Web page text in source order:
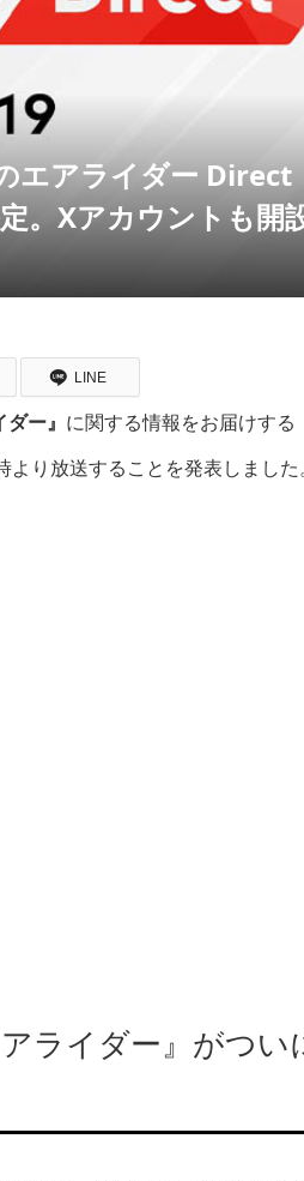
エアライダー Direct
。Xアカウントも開
LINE
ー』 に関する情報をお届けする
より放送することを発表しました
ライダー』がつい